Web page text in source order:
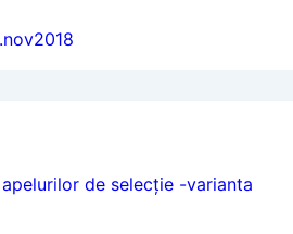
de selecție -varianta